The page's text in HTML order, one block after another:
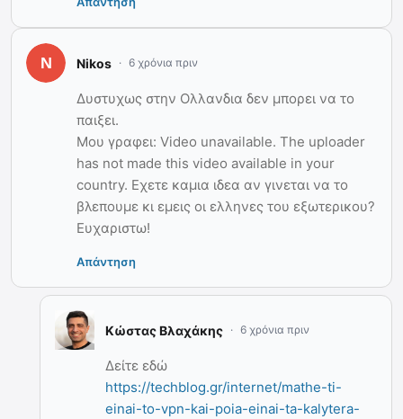
Nikos 6 χρόνια πριν
Δυστυχως στην Ολλανδια δεν μπορει να το
παιξει.
Μου γραφει: Video unavailable. The uploader
has not made this video available in your
country. Εχετε καμια ιδεα αν γινεται να το
βλεπουμε κι εμεις οι ελληνες του εξωτερικου?
Ευχαριστω!
Απάντηση
Κώστας Βλαχάκης 6 χρόνια πριν
Δείτε εδώ
https://techblog.gr/internet/mathe-ti-
einai-to-vpn-kai-poia-einai-ta-kalytera-